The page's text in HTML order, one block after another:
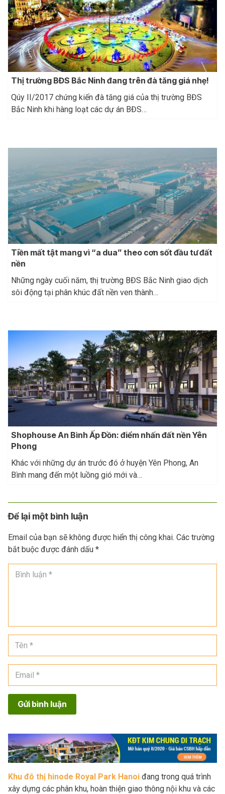
Thị trường BĐS Bắc Ninh đang trên đà tăng giá nhẹ!
Qúy II/2017 chứng kiến đà tăng giá của thị trường BĐS
Bắc Ninh khi hàng loạt các dự án BĐS…
Tiền mất tật mang vì “a dua” theo cơn sốt đầu tư đất
nền
Những ngày cuối năm, thị trường BĐS Bắc Ninh giao dịch
sôi động tại phân khúc đất nền ven thành…
Shophouse An Bình Ấp Đồn: điểm nhấn đất nền Yên
Phong
Khác với những dự án trước đó ở huyện Yên Phong, An
Bình mang đến một luồng gió mới và…
Để lại một bình luận
Email của bạn sẽ không được hiển thị công khai. Các trường
bắt buộc được đánh dấu *
Gửi bình luận
Khu đô thị hinode Royal Park Hanoi đang trong quá trình
xây dựng các phân khu, hoàn thiện giao thông nội khu và các